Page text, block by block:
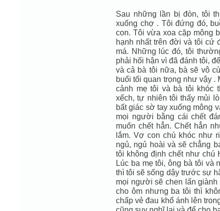
Sau những lần bị đòn, tôi
xuống chợ . Tôi đứng đó,
con. Tôi vừa xoa cặp mông
hạnh nhất trên đời và tôi cứ
má. Những lúc đó, tôi
phải hối hận vì đã đánh tôi,
và cả bà tôi nữa, bà sẽ vô
buổi tối quan trọng như vậy
cảnh mẹ tôi và bà tôi khóc
xếch, tự nhiên tôi thấy mủi
bất giác sờ tay xuống mông
mọi người bằng cái chết
muốn chết hẳn. Chết hẳn
lắm. Vợ con chú khóc như
ngủ, ngủ hoài và sẽ chẳng
tôi không định chết như chú
Lúc ba mẹ tôi, ông bà tôi và
thì tôi sẽ sống dậy trước sự
mọi người sẽ chen lấn
cho ôm nhưng ba tôi thì
chấp vẻ đau khổ ánh lên